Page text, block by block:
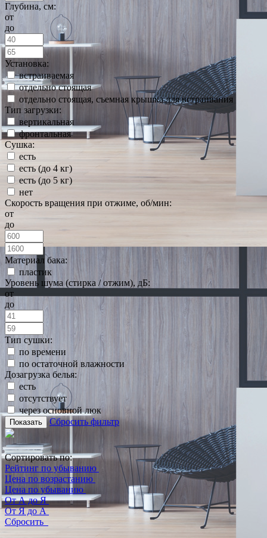
Глубина, см:
от
до
Установка:
встраиваемая
отдельно стоящая
отдельно стоящая, съемная крышка для встраивания
Тип загрузки:
вертикальная
фронтальная
Сушка:
есть
есть (до 4 кг)
есть (до 5 кг)
нет
Скорость вращения при отжиме, об/мин:
от
до
Материал бака:
пластик
Уровень шума (стирка / отжим), дБ:
от
до
Тип сушки:
по времени
по остаточной влажности
Дозагрузка белья:
есть
отсутствует
через основной люк
Показать Сбросить фильтр
Сортировать по:
Рейтинг по убыванию
Цена по возрастанию
Цена по убыванию
От А до Я
От Я до А
Сбросить